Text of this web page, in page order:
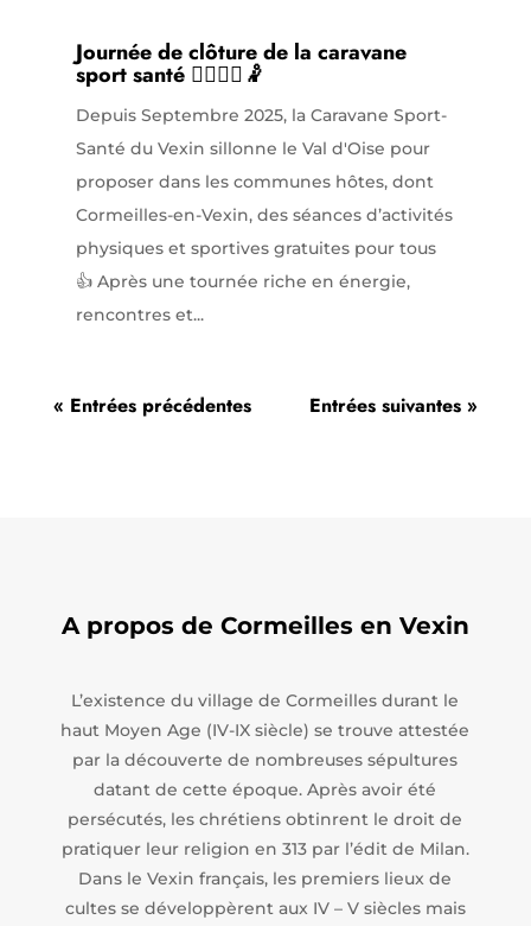
Journée de clôture de la caravane
sport santé 🤸‍♂️⛹️‍♀️🤾
Depuis Septembre 2025, la Caravane Sport-
Santé du Vexin sillonne le Val d'Oise pour
proposer dans les communes hôtes, dont
Cormeilles-en-Vexin, des séances d’activités
physiques et sportives gratuites pour tous
👍 Après une tournée riche en énergie,
rencontres et...
« Entrées précédentes Entrées suivantes »
A propos de Cormeilles en Vexin
L’existence du village de Cormeilles durant le
haut Moyen Age (IV-IX siècle) se trouve attestée
par la découverte de nombreuses sépultures
datant de cette époque. Après avoir été
persécutés, les chrétiens obtinrent le droit de
pratiquer leur religion en 313 par l’édit de Milan.
Dans le Vexin français, les premiers lieux de
cultes se développèrent aux IV – V siècles mais